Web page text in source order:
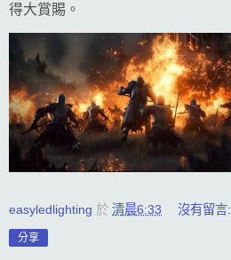
得大賞賜。
easyledlighting 於 清晨6:33 沒有留言:
分享